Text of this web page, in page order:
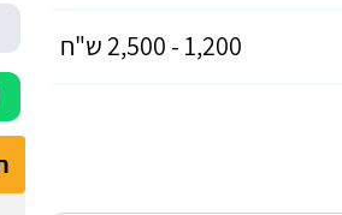
1,200 - 2,500 ש"ח